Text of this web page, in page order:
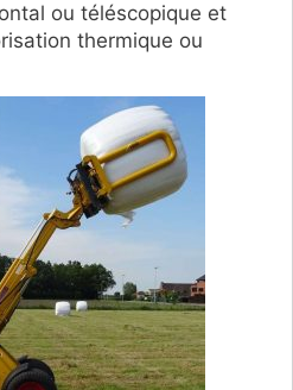
ou téléscopique et
thermique ou